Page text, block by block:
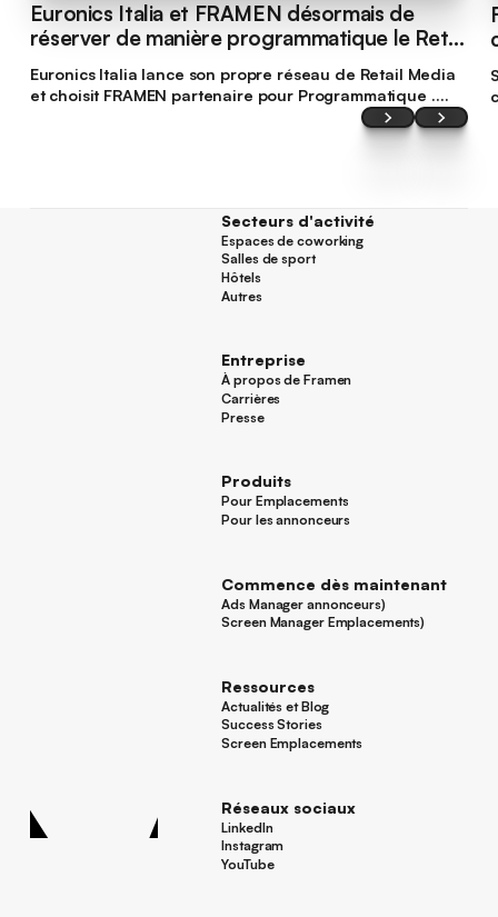
Euronics Italia et FRAMEN désormais de
réserver de manière programmatique le Retail
Euronics Italia lance son propre réseau de Retail Media
et choisit FRAMEN partenaire pour Programmatique .
Euronics Italia devient ainsi la première marque du
secteur de la distribution technologique en Italie à
Secteurs d'activité
Espaces de coworking
Espaces de coworking
Salles de sport
Salles de sport
Hôtels
Hôtels
Autres
Entreprise
À propos de Framen
À propos de Framen
Carrières
Carrières
Presse
Produits
Pour Emplacements
Pour Emplacements
Pour les annonceurs
Commence dès maintenant
Ads Manager annonceurs)
Ads Manager annonceurs)
Screen Manager Emplacements)
Ressources
Actualités et Blog
Actualités et Blog
Success Stories
Success Stories
Screen Emplacements
Réseaux sociaux
LinkedIn
LinkedIn
Instagram
Instagram
YouTube